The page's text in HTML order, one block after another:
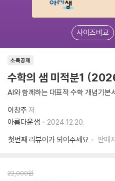
사이즈비교
소득공제
수학의 샘 미적분1
AI와 함께하는 대표적 수학 개념기본
이창주 저
아름다운샘
2024.12.20.
첫번째 리뷰어가 되어주세요
판매
22,000원